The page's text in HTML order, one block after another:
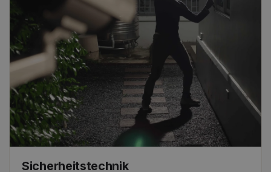
Sicherheitstechnik